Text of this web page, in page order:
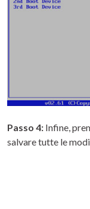
Passo 4: Infine,
salvare tutte le